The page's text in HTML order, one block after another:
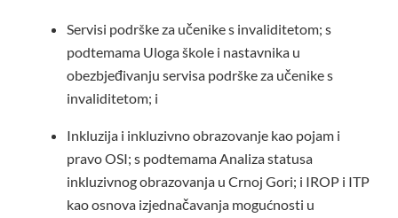
Servisi podrške za učenike s invaliditetom; s
podtemama Uloga škole i nastavnika u
obezbjeđivanju servisa podrške za učenike s
invaliditetom; i
Inkluzija i inkluzivno obrazovanje kao pojam i
pravo OSI; s podtemamaAnaliza statusa
inkluzivnog obrazovanja u Crnoj Gori; i IROP i ITP
kao osnova izjednačavanja mogućnosti u